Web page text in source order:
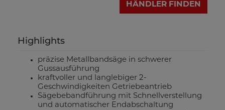
HÄNDLER FINDEN
Highlights
präzise Metallbandsäge in schwerer
Gussausführung
kraftvoller und langlebiger 2-
Geschwindigkeiten Getriebeantrieb
Sägebebandführung mit Schnellverstellung
und automatischer Endabschaltung